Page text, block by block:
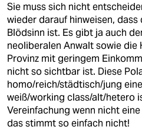
Sie muss sich nicht
wieder darauf hinweisen,
Blödsinn ist. Es gibt ja auch
neoliberalen Anwalt sowie die
Provinz mit geringem
nicht so sichtbar ist. Diese
homo/reich/städtisch/jung
weiß/working class/alt/hetero
Vereinfachung wenn nicht
das stimmt so einfach nicht!